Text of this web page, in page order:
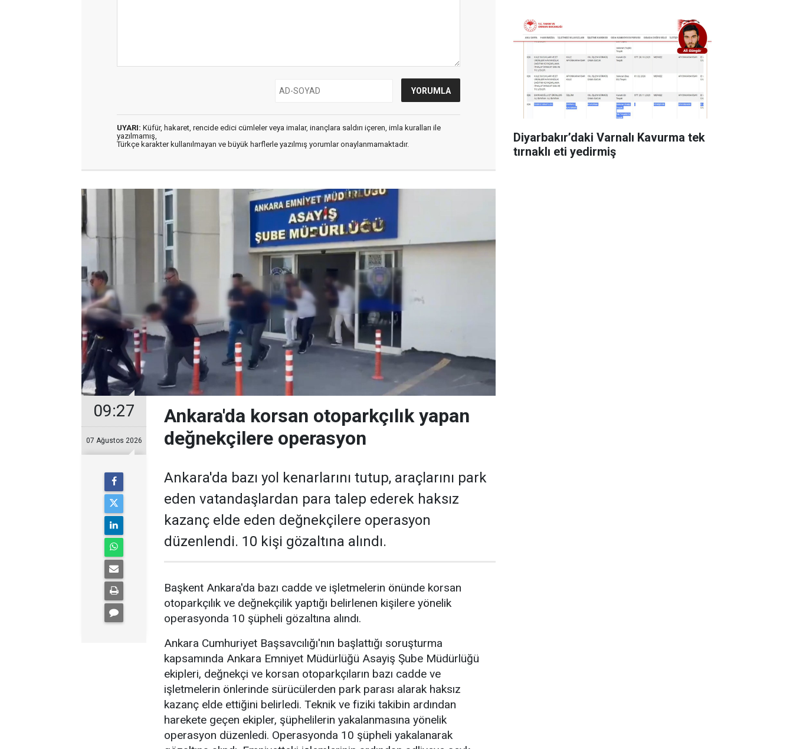
UYARI: Küfür, hakaret, rencide edici cümleler veya imalar, inançlara saldırı içeren, imla kuralları ile
yazılmamış,
Türkçe karakter kullanılmayan ve büyük harflerle yazılmış yorumlar onaylanmamaktadır.
09:27
07 Ağustos 2026
Ankara'da korsan otoparkçılık yapan
değnekçilere operasyon
Ankara'da bazı yol kenarlarını tutup, araçlarını park
eden vatandaşlardan para talep ederek haksız
kazanç elde eden değnekçilere operasyon
düzenlendi. 10 kişi gözaltına alındı.
Başkent Ankara'da bazı cadde ve işletmelerin önünde korsan
otoparkçılık ve değnekçilik yaptığı belirlenen kişilere yönelik
operasyonda 10 şüpheli gözaltına alındı.
Ankara Cumhuriyet Başsavcılığı'nın başlattığı soruşturma
kapsamında Ankara Emniyet Müdürlüğü Asayiş Şube Müdürlüğü
ekipleri, değnekçi ve korsan otoparkçıların bazı cadde ve
işletmelerin önlerinde sürücülerden park parası alarak haksız
kazanç elde ettiğini belirledi. Teknik ve fiziki takibin ardından
harekete geçen ekipler, şüphelilerin yakalanmasına yönelik
operasyon düzenledi. Operasyonda 10 şüpheli yakalanarak
Diyarbakır’daki Varnalı Kavurma tek
tırnaklı eti yedirmiş